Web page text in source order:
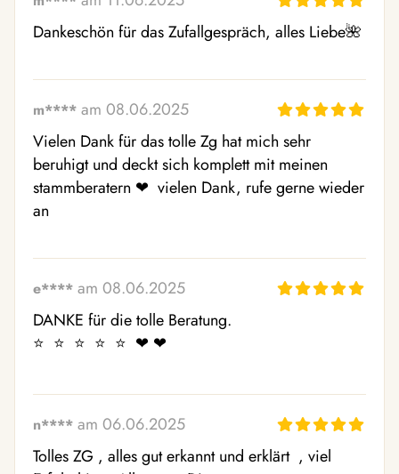
Dankeschön für das Zufallgespräch, alles Liebe🌺
m**** am 08.06.2025
Vielen Dank für das tolle Zg hat mich sehr
beruhigt und deckt sich komplett mit meinen
stammberatern ❤ ️ vielen Dank, rufe gerne wieder
an
e**** am 08.06.2025
DANKE für die tolle Beratung.
⭐  ⭐  ⭐  ⭐  ⭐  ❤ ️❤ ️
n**** am 06.06.2025
Tolles ZG , alles gut erkannt und erklärt  , viel